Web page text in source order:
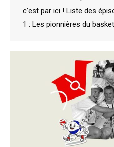
c’est par ici ! Liste des
1 : Les pionnières du